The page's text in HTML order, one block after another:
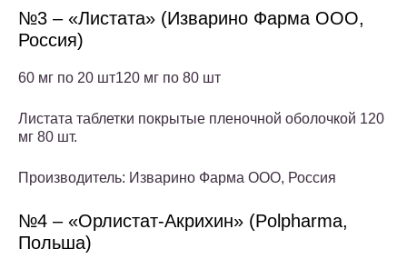
№3 – «Листата» (Изварино Фарма ООО,
Россия)
60 мг по 20 шт120 мг по 80 шт
Листата таблетки покрытые пленочной оболочкой 120
мг 80 шт.
Производитель: Изварино Фарма ООО, Россия
№4 – «Орлистат-Акрихин» (Polpharma,
Польша)